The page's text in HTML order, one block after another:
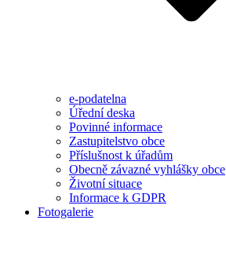
e-podatelna
Úřední deska
Povinné informace
Zastupitelstvo obce
Příslušnost k úřadům
Obecně závazné vyhlášky obce
Životní situace
Informace k GDPR
Fotogalerie